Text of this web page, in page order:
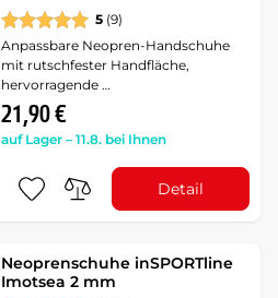
5 (9)
Anpassbare Neopren-Handschuhe
mit rutschfester Handfläche,
hervorragende …
21,90 €
auf Lager – 11.8. bei Ihnen
Detail
Neoprenschuhe inSPORTline
Imotsea 2 mm